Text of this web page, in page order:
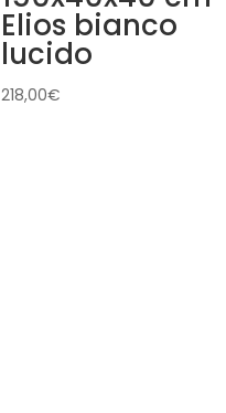
Elios bianco
lucido
218,00€